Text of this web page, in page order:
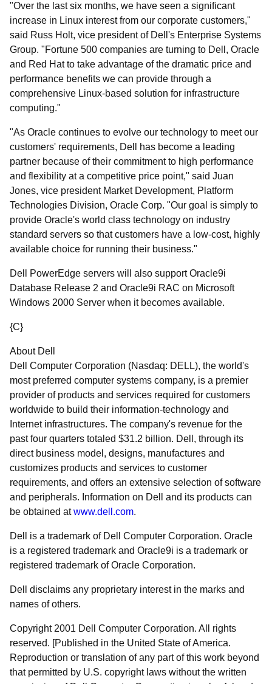
"Over the last six months, we have seen a significant
increase in Linux interest from our corporate customers,"
said Russ Holt, vice president of Dell's Enterprise Systems
Group. "Fortune 500 companies are turning to Dell, Oracle
and Red Hat to take advantage of the dramatic price and
performance benefits we can provide through a
comprehensive Linux-based solution for infrastructure
computing."
"As Oracle continues to evolve our technology to meet our
customers' requirements, Dell has become a leading
partner because of their commitment to high performance
and flexibility at a competitive price point," said Juan
Jones, vice president Market Development, Platform
Technologies Division, Oracle Corp. "Our goal is simply to
provide Oracle's world class technology on industry
standard servers so that customers have a low-cost, highly
available choice for running their business."
Dell PowerEdge servers will also support Oracle9i
Database Release 2 and Oracle9i RAC on Microsoft
Windows 2000 Server when it becomes available.
{C}
About Dell
Dell Computer Corporation (Nasdaq: DELL), the world's
most preferred computer systems company, is a premier
provider of products and services required for customers
worldwide to build their information-technology and
Internet infrastructures. The company's revenue for the
past four quarters totaled $31.2 billion. Dell, through its
direct business model, designs, manufactures and
customizes products and services to customer
requirements, and offers an extensive selection of software
and peripherals. Information on Dell and its products can
be obtained atwww.dell.com.
Dell is a trademark of Dell Computer Corporation. Oracle
is a registered trademark and Oracle9i is a trademark or
registered trademark of Oracle Corporation.
Dell disclaims any proprietary interest in the marks and
names of others.
Copyright 2001 Dell Computer Corporation. All rights
reserved. [Published in the United State of America.
Reproduction or translation of any part of this work beyond
that permitted by U.S. copyright laws without the written